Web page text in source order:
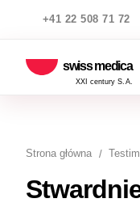
+41 22 508 71 72
swiss medica
XXI century S.A.
Strona główna